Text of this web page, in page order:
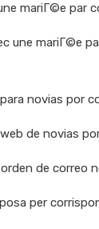
mariГ©e par
une mariГ©e
novias por
de novias
de correo
per